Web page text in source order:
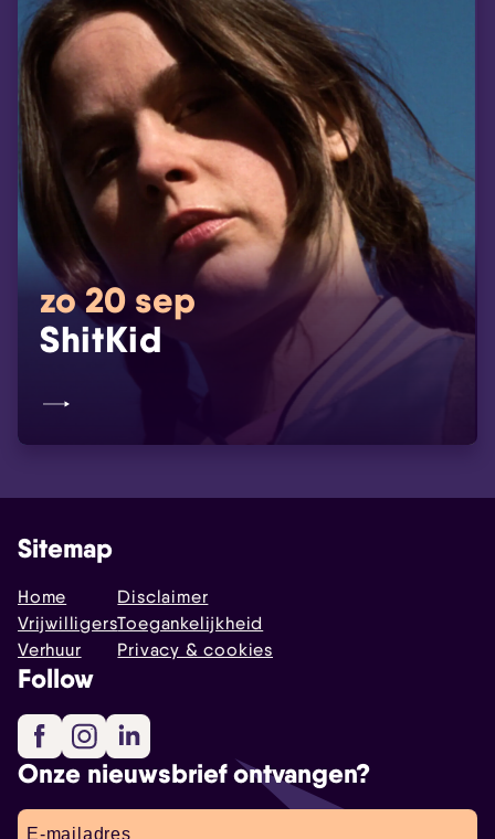
zo 20 sep
ShitKid
Sitemap
Home
Vrijwilligers
Verhuur
Disclaimer
Toegankelijkheid
Privacy & cookies
Follow
FacebookInstagram
Onze nieuwsbrief ontvangen?